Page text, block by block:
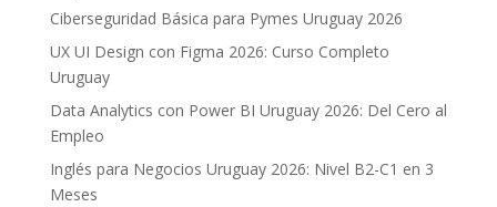
Ciberseguridad Básica para Pymes Uruguay 2026
UX UI Design con Figma 2026: Curso Completo
Uruguay
Data Analytics con Power BI Uruguay 2026: Del Cero al
Empleo
Inglés para Negocios Uruguay 2026: Nivel B2-C1 en 3
Meses